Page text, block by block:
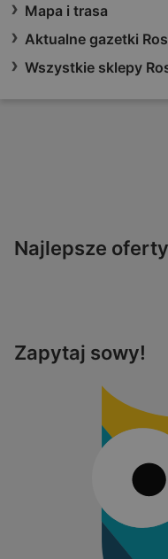
Mapa i trasa
Aktualne gazetki
Wszystkie sklepy
Najlepsze
Zapytaj sowy!